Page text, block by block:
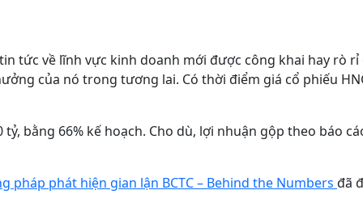
tức về lĩnh vực kinh doanh mới được công khai hay rò
của nó trong tương lai. Có thời điểm giá cổ phiếu
bằng 66% kế hoạch. Cho dù, lợi nhuận gộp theo báo
pháp phát hiện gian lận BCTC – Behind the Numbers đã